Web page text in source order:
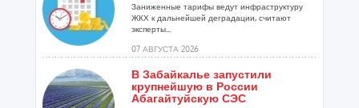
Заниженные тарифы ведут инфраструктуру
ЖКХ к дальнейшей деградации, считают
эксперты...
07 АВГУСТА 2026
В Забайкалье запустили
крупнейшую в России
Абагайтуйскую СЭС